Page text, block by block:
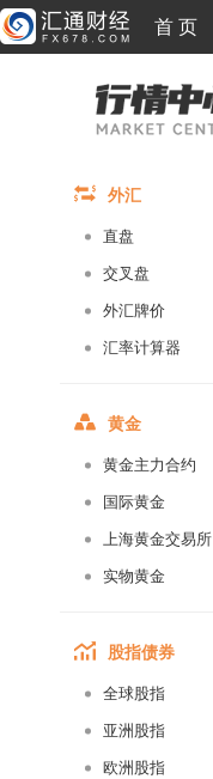
首 页
外汇
直盘
交叉盘
外汇牌价
汇率计算器
黄金
黄金主力合约
国际黄金
上海黄金交易所
实物黄金
股指债券
全球股指
亚洲股指
欧洲股指